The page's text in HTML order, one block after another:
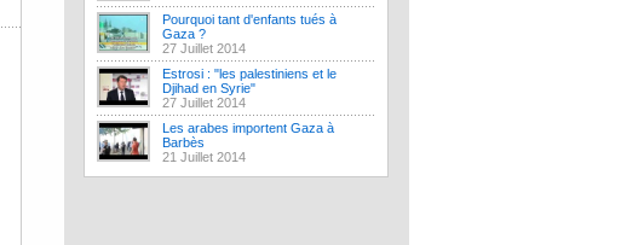
Pourquoi tant d'enfants tués à
Gaza ?
27 Juillet 2014
Estrosi : "les palestiniens et le
Djihad en Syrie"
27 Juillet 2014
Les arabes importent Gaza à
Barbès
21 Juillet 2014